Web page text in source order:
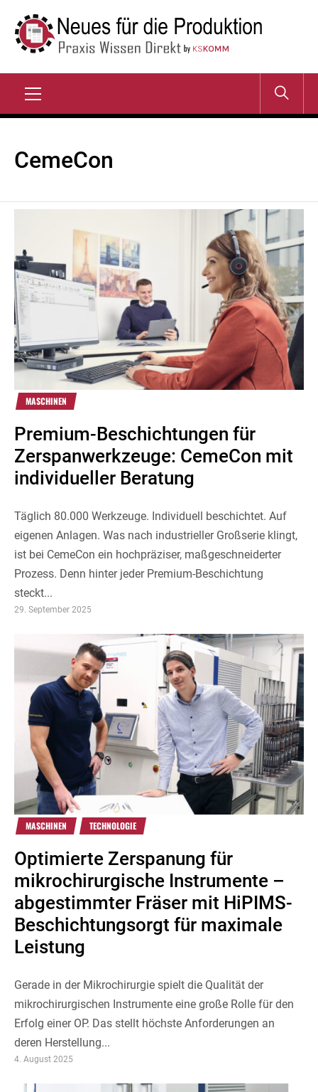
Inhalt
springen
NEUES FÜR DIE
PRODUKTION
CemeCon
MASCHINEN
Premium-Beschichtungen für
Zerspanwerkzeuge: CemeCon mit
individueller Beratung
Täglich 80.000 Werkzeuge. Individuell beschichtet. Auf
eigenen Anlagen. Was nach industrieller Großserie klingt,
ist bei CemeCon ein hochpräziser, maßgeschneiderter
Prozess. Denn hinter jeder Premium-Beschichtung
steckt...
29. September 2025
MASCHINEN TECHNOLOGIE
Optimierte Zerspanung für
mikrochirurgische Instrumente –
abgestimmter Fräser mit HiPIMS-
Beschichtungsorgt für maximale
Leistung
Gerade in der Mikrochirurgie spielt die Qualität der
mikrochirurgischen Instrumente eine große Rolle für den
Erfolg einer OP. Das stellt höchste Anforderungen an
deren Herstellung...
4. August 2025